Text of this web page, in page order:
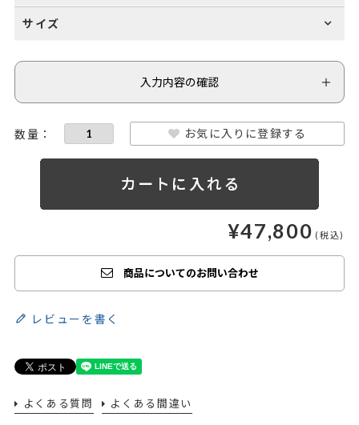
サイズ
入力内容の確認
お気に入りに登録する
¥47,800
商品についてのお問い合わせ
レビューを書く
よくある質問 よくある間違い